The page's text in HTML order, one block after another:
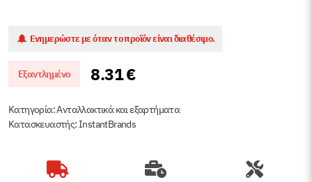
Ενημερώστε με όταν το προϊόν είναι διαθέσιμο.
Εξαντλημένο 8.31€
Κατηγορία:Ανταλλακτικά και εξαρτήματα
Κατασκευαστής: InstantBrands